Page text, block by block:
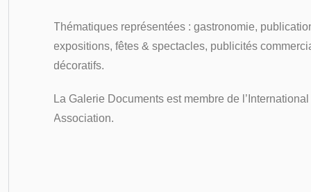
Thématiques représentées : gastronomie,
expositions, fêtes & spectacles, publicités
décoratifs.
La Galerie Documents est membre de
Association.